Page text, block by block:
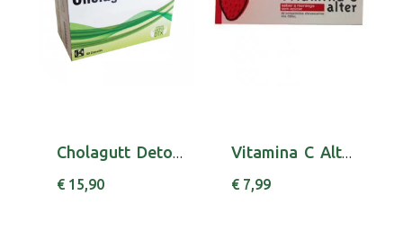
Cholagutt Detox Caps X 60 cáps(s)
€ 15,90
Vitamina C Alter Morango, 1000 mg x 20 comp e...
€ 7,99